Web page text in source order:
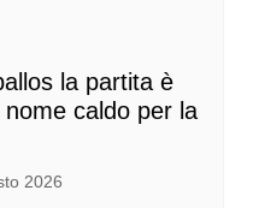
la partita è
caldo per la
2026